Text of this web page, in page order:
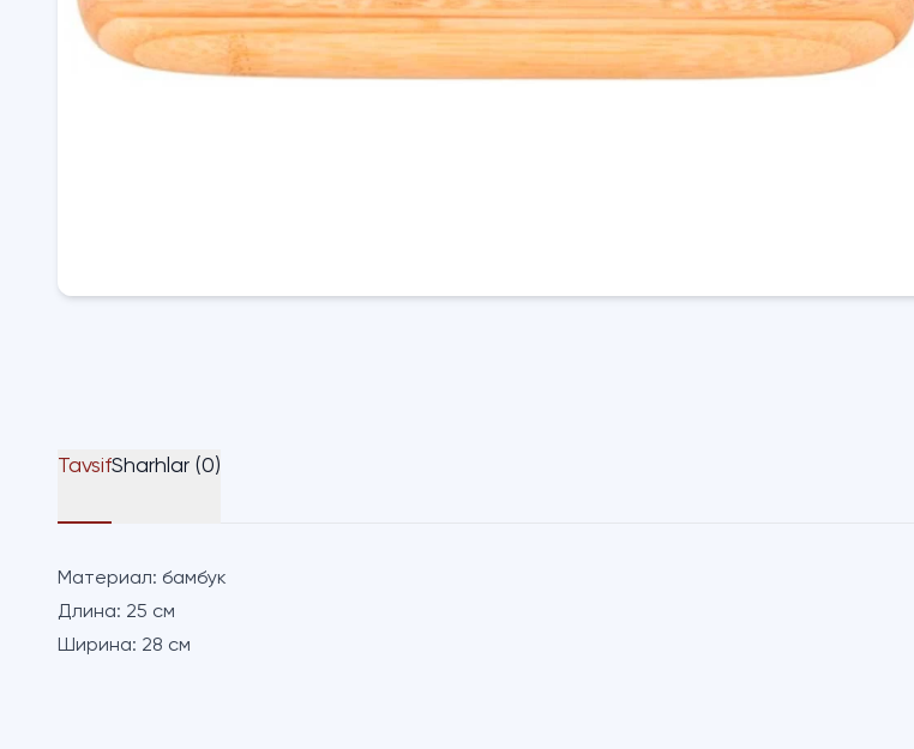
TavsifSharhlar (0)
Материал: бамбук
Длина: 25 см
Ширина: 28 см